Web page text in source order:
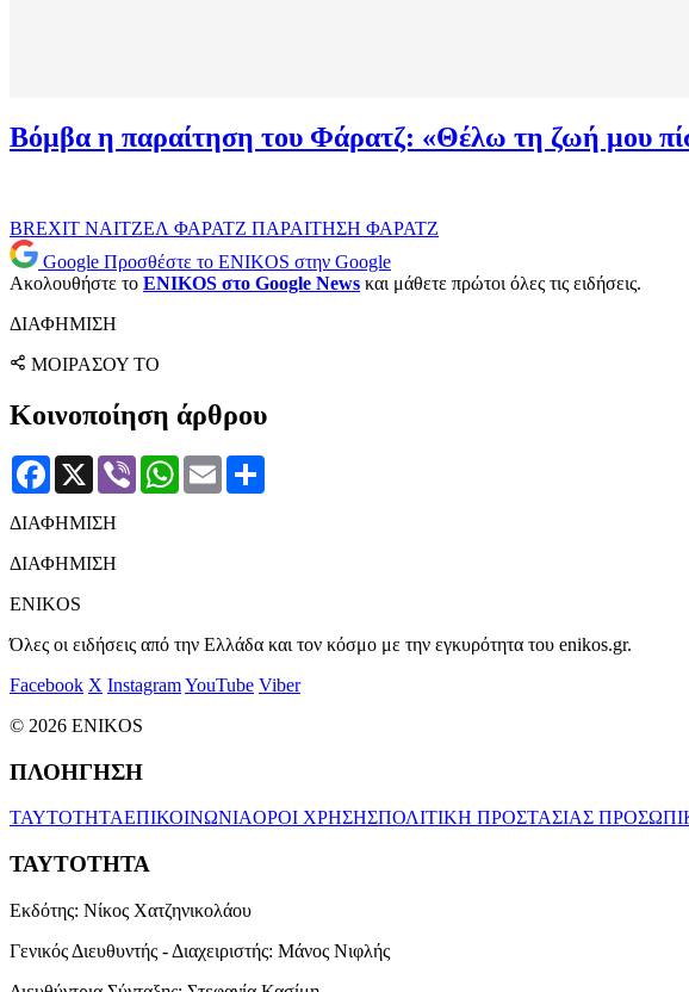
Βόμβα η παραίτηση του Φάρατζ: «Θέλω τη ζωή μου
BREXIT ΝΑΙΤΖΕΛ ΦΑΡΑΤΖ ΠΑΡΑΙΤΗΣΗ ΦΑΡΑΤΖ
Google Προσθέστε το ENIKOS στην Google
Ακολουθήστε το ENIKOS στο Google News και μάθετε πρώτοι όλες τις ειδήσεις.
ΔΙΑΦΗΜΙΣΗ
ΜΟΙΡΑΣΟΥ ΤΟ
Κοινοποίηση άρθρου
Facebook
X Viber WhatsApp
Email
ΔΙΑΦΗΜΙΣΗ
ΔΙΑΦΗΜΙΣΗ
ENIKOS
Όλες οι ειδήσεις από την Ελλάδα και τον κόσμο με την εγκυρότητα του enikos.gr.
Facebook X InstagramYouTube Viber
© 2026 ENIKOS
ΠΛΟΗΓΗΣΗ
ΤΑΥΤΟΤΗΤΑΕΠΙΚΟΙΝΩΝΙΑΟΡΟΙ ΧΡΗΣΗΣΠΟΛΙΤΙΚΗ ΠΡΟΣΤΑΣΙΑΣ
ΤΑΥΤΟΤΗΤΑ
Εκδότης: Νίκος Χατζηνικολάου
Γενικός Διευθυντής - Διαχειριστής: Μάνος Νιφλής